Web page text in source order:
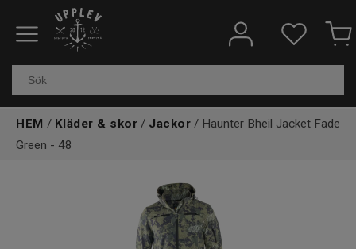
Fiskeredskap
Kläder & skor
HEM / Kläder & skor / Jackor / Haunter Bheil Jacket Fade
Green - 48